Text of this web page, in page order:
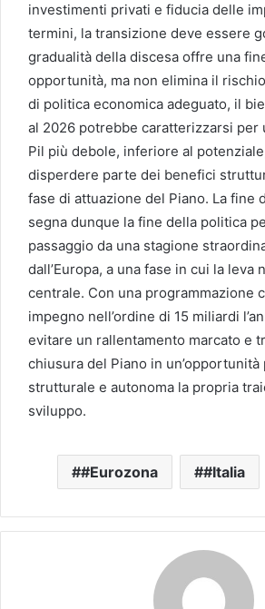
investimenti privati e fiducia delle
termini, la transizione deve essere
gradualità della discesa offre una
opportunità, ma non elimina il
di politica economica adeguato, il
al 2026 potrebbe caratterizzarsi per
Pil più debole, inferiore al
disperdere parte dei benefici
fase di attuazione del Piano. La fine
segna dunque la fine della politica
passaggio da una stagione
dall’Europa, a una fase in cui la leva
centrale. Con una programmazione
impegno nell’ordine di 15 miliardi
evitare un rallentamento marcato e
chiusura del Piano in
strutturale e autonoma la propria
sviluppo.
#Eurozona #Italia